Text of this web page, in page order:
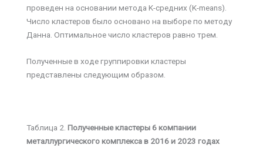
проведен на основании метода K-средних (K-means).
Число кластеров было основано на выборе по методу
Данна. Оптимальное число кластеров равно трем.
Полученные в ходе группировки кластеры
представлены следующим образом.
Таблица 2. Полученные кластеры 6 компании
металлургического комплекса в 2016 и 2023 годах